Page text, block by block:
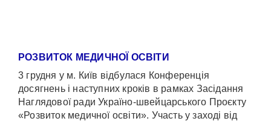
РОЗВИТОК МЕДИЧНОЇ ОСВІТИ
3 грудня у м. Київ відбулася Конференція
досягнень і наступних кроків в рамках Засідання
Наглядової ради Україно-швейцарського Проєкту
«Розвиток медичної освіти». Участь у заході від